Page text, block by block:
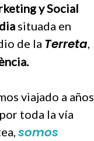
y Social
situada en
de la Terreta,
viajado a años
toda la vía
somos